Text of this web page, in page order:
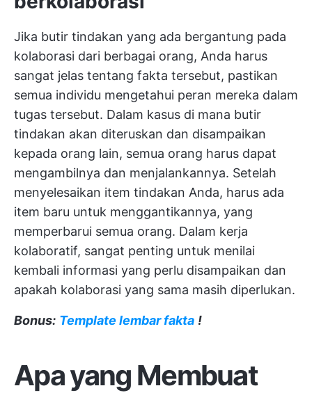
Jika butir tindakan yang ada bergantung pada
kolaborasi dari berbagai orang, Anda harus
sangat jelas tentang fakta tersebut, pastikan
semua individu mengetahui peran mereka dalam
tugas tersebut. Dalam kasus di mana butir
tindakan akan diteruskan dan disampaikan
kepada orang lain, semua orang harus dapat
mengambilnya dan menjalankannya. Setelah
menyelesaikan item tindakan Anda, harus ada
item baru untuk menggantikannya, yang
memperbarui semua orang. Dalam kerja
kolaboratif, sangat penting untuk menilai
kembali informasi yang perlu disampaikan dan
apakah kolaborasi yang sama masih diperlukan.
Bonus: Template lembar fakta !
Apa yang Membuat